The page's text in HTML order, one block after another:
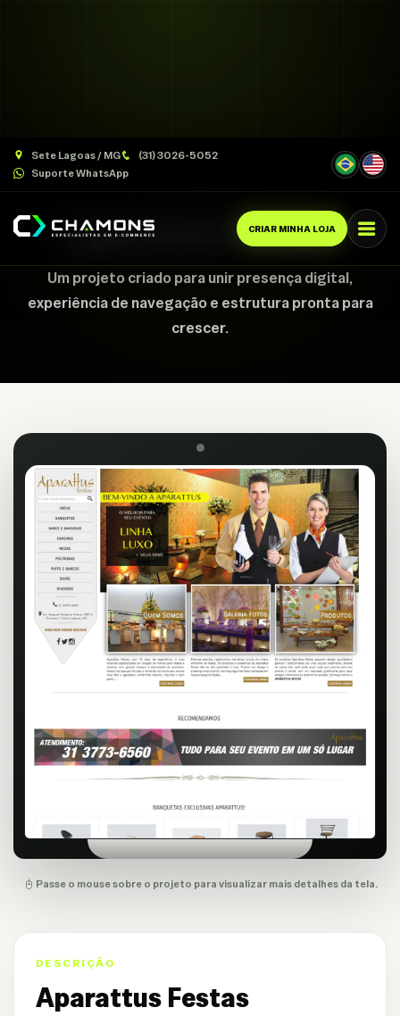
Sete Lagoas / MG
(31) 3026-5052
Suporte WhatsApp
CRIAR MINHA LOJA
Aparattus Festas
Um projeto criado para unir presença digital,
experiência de navegação e estrutura pronta para
crescer.
Passe o mouse sobre o projeto para visualizar mais detalhes da tela.
DESCRIÇÃO
Aparattus Festas